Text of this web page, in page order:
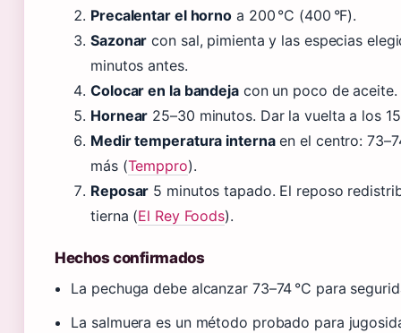
Precalentar el horno a 200 °C (400 °F).
Sazonar con sal, pimienta y las especias
minutos antes.
Colocar en la bandejacon un poco de aceite.
Hornear 25–30 minutos. Dar la vuelta a los
Medir temperatura internaen el centro:
más (Temppro).
Reposar 5 minutos tapado. El reposo
tierna (El Rey Foods).
Hechos confirmados
La pechuga debe alcanzar 73–74 °C para
La salmuera es un método probado para